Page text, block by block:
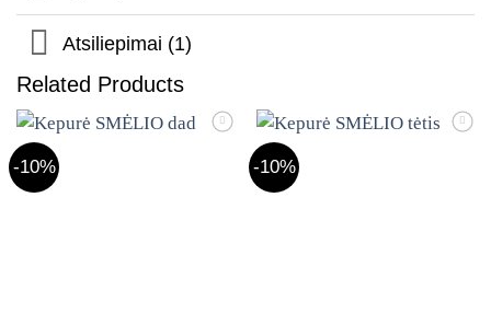
Atsiliepimai (1)
Related Products
-10% -10%